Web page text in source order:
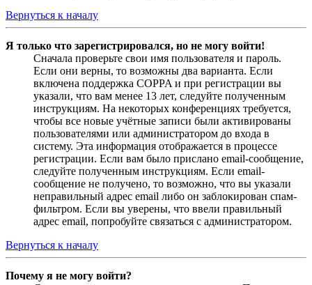
Вернуться к началу
Я только что зарегистрировался, но не могу войти!
Сначала проверьте свои имя пользователя и пароль.
Если они верны, то возможны два варианта. Если
включена поддержка COPPA и при регистрации вы
указали, что вам менее 13 лет, следуйте полученным
инструкциям. На некоторых конференциях требуется,
чтобы все новые учётные записи были активированы
пользователями или администратором до входа в
систему. Эта информация отображается в процессе
регистрации. Если вам было прислано email-сообщение,
следуйте полученным инструкциям. Если email-
сообщение не получено, то возможно, что вы указали
неправильный адрес email либо он заблокирован спам-
фильтром. Если вы уверены, что ввели правильный
адрес email, попробуйте связаться с администратором.
Вернуться к началу
Почему я не могу войти?